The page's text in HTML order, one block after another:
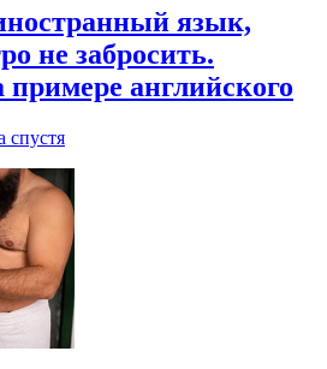
язык,
не забросить.
примере английского
спустя